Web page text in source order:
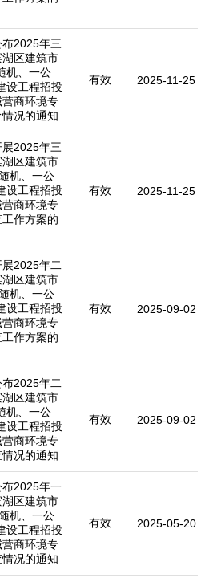
布2025年三
区建筑市
机、一公
设工程招投
商环境专
况的通知
有效 2025-11-25
展2025年三
区建筑市
机、一公
设工程招投
商环境专
作方案的
有效 2025-11-25
2025年二
区建筑市
机、一公
设工程招投
商环境专
作方案的
有效 2025-09-02
2025年二
区建筑市
机、一公
设工程招投
商环境专
况的通知
有效 2025-09-02
布2025年一
区建筑市
机、一公
设工程招投
商环境专
况的通知
有效 2025-05-20